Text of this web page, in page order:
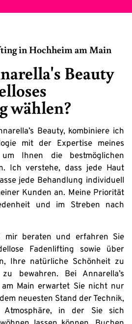
in Hochheim am Main
Beauty
wählen?
Beauty, kombiniere ich
mit der Expertise meines
um Ihnen die bestmöglichen
Ich verstehe, dass jede Haut
jede Behandlung individuell
Kunden an. Meine Priorität
und im Streben nach
mir beraten und erfahren Sie
Fadenlifting sowie über
Ihre natürliche Schönheit zu
bewahren. Bei Annarella’s
Main erwartet Sie nicht nur
neuesten Stand der Technik,
Atmosphäre, in der Sie sich